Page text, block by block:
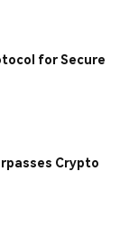
for Secure
Crypto